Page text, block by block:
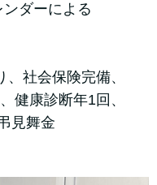
ダーによる
社会保険完備、
健康診断年1回、
見舞金